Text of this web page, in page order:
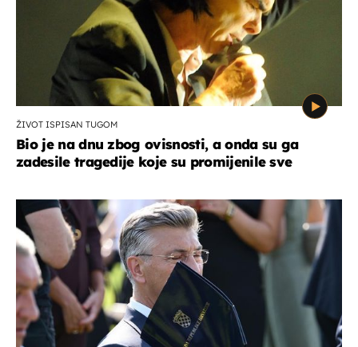
ŽIVOT ISPISAN TUGOM
Bio je na dnu zbog ovisnosti, a onda su ga
zadesile tragedije koje su promijenile sve